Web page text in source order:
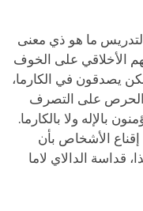
ما هو ذي معنى
الأخلاقي على الخوف
يصدقون في الكارما،
الحرص على التصرف
بالإله ولا بالكارما.
إقناع الأشخاص بأن
قداسة الدالاي لاما